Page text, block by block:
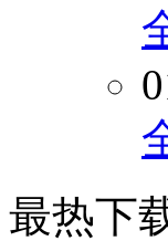
最热下